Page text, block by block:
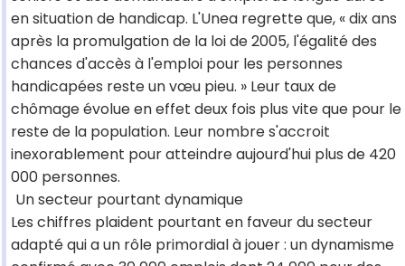
en situation de handicap. L'Unea regrette que, « dix ans
après la promulgation de la loi de 2005, l'égalité des
chances d'accès à l'emploi pour les personnes
handicapées reste un vœu pieu. » Leur taux de
chômage évolue en effet deux fois plus vite que pour le
reste de la population. Leur nombre s'accroit
inexorablement pour atteindre aujourd'hui plus de 420
000 personnes.
Un secteur pourtant dynamique
Les chiffres plaident pourtant en faveur du secteur
adapté qui a un rôle primordial à jouer : un dynamisme